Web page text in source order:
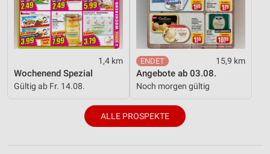
1,4 km
Wochenend Spezial
Gültig ab Fr. 14.08.
15,9 km
Angebote ab 03.08.
Noch morgen gültig
ALLE PROSPEKTE